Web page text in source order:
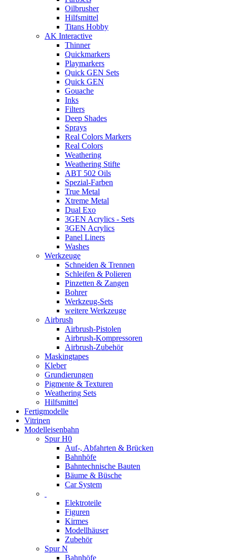
Oilbrusher
Hilfsmittel
Titans Hobby
AK Interactive
Thinner
Quickmarkers
Playmarkers
Quick GEN Sets
Quick GEN
Gouache
Inks
Filters
Deep Shades
Sprays
Real Colors Markers
Real Colors
Weathering
Weathering Stifte
ABT 502 Oils
Spezial-Farben
True Metal
Xtreme Metal
Dual Exo
3GEN Acrylics - Sets
3GEN Acrylics
Panel Liners
Washes
Werkzeuge
Schneiden & Trennen
Schleifen & Polieren
Pinzetten & Zangen
Bohrer
Werkzeug-Sets
weitere Werkzeuge
Airbrush
Airbrush-Pistolen
Airbrush-Kompressoren
Airbrush-Zubehör
Maskingtapes
Kleber
Grundierungen
Pigmente & Texturen
Weathering Sets
Hilfsmittel
Fertigmodelle
Vitrinen
Modelleisenbahn
Spur H0
Auf-, Abfahrten & Brücken
Bahnhöfe
Bahntechnische Bauten
Bäume & Büsche
Car System
Elektroteile
Figuren
Kirmes
Modellhäuser
Zubehör
Spur N
Bahnhöfe